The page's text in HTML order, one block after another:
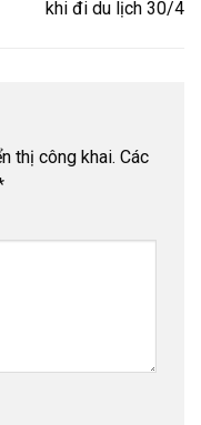
khi đi du lịch 30/4
thị công khai. Các